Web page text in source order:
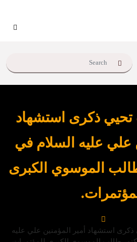
تحيي ذكرى استشهاد
علي عليه السلام في
الموسوي الكبرى
استشهاد أمير المؤمنين علي عليه